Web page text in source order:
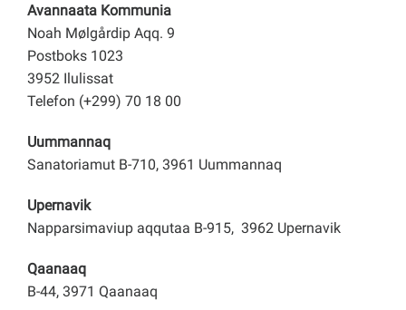
Avannaata Kommunia
Noah Mølgårdip Aqq. 9
Postboks 1023
3952 Ilulissat
Telefon (+299) 70 18 00
Uummannaq
Sanatoriamut B-710, 3961 Uummannaq
Upernavik
Napparsimaviup aqqutaa B-915, 3962 Upernavik
Qaanaaq
B-44, 3971 Qaanaaq